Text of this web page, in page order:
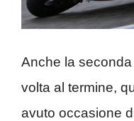
Anche la
volta al termine,
avuto occasione